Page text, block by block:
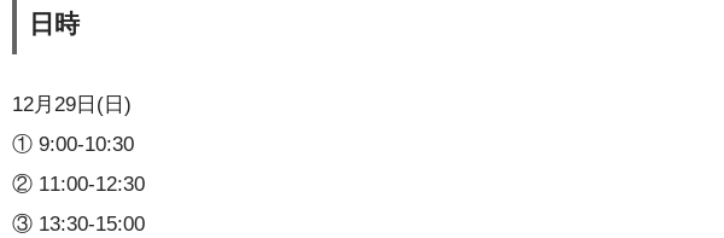
日時
12月29日(日)
① 9:00-10:30
② 11:00-12:30
③ 13:30-15:00